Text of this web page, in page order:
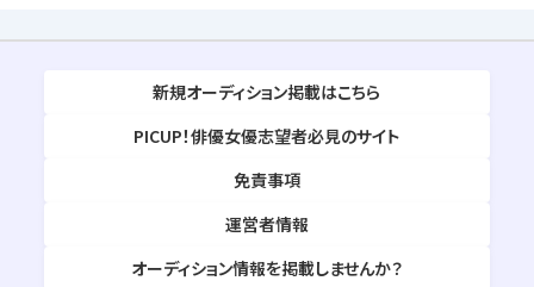
新規オーディション掲載はこちら
PICUP！俳優女優志望者必見のサイト
免責事項
運営者情報
オーディション情報を掲載しませんか？